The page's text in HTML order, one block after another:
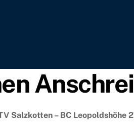
Salzkotten – BC Leopoldshöhe